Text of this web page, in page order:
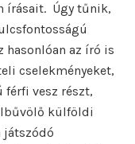
írásait. Úgy tűnik,
hasonlóan az író is
cselekményeket,
férfi vesz részt,
külföldi
játszódó